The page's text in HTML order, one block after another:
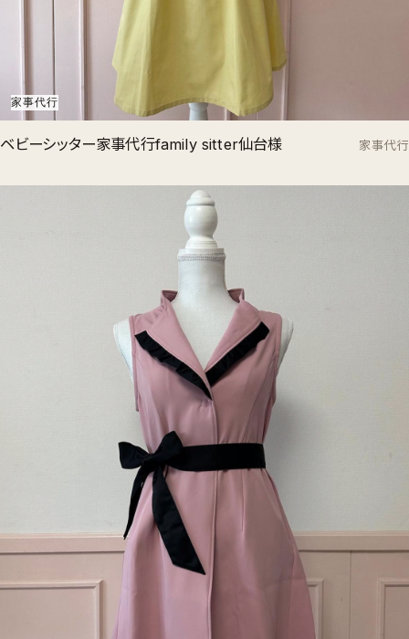
家事代行
ベビーシッター家事代行family sitter仙台様 家事代行